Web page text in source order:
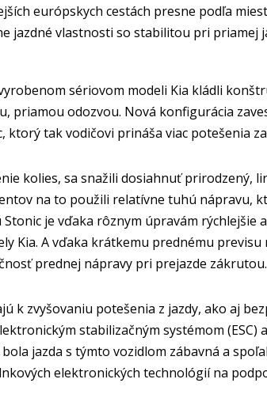
európskych cestách presne podľa
jazdné vlastnosti so stabilitou pri priamej
sériovom modeli Kia kládli
priamou odozvou. Nová konfigurácia
ktorý tak vodičovi prináša viac potešenia
kolies, sa snažili dosiahnuť prirodzený,
na to použili relatívne tuhú nápravu,
je vďaka rôznym úpravám rýchlejšie
Kia. A vďaka krátkemu prednému
prednej nápravy pri prejazde zákrutou.
k zvyšovaniu potešenia z jazdy, ako aj
stabilizačným systémom (ESC)
jazda s týmto vozidlom zábavná a
elektronických technológií na